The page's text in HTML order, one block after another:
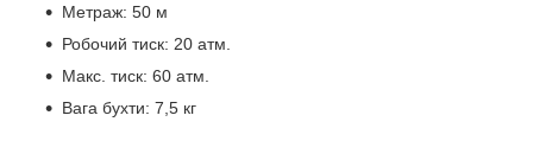
Метраж: 50 м
Робочий тиск: 20 атм.
Макс. тиск: 60 атм.
Вага бухти: 7,5 кг